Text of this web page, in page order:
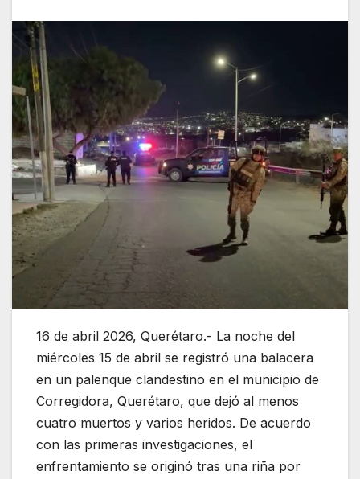
16 de abril 2026, Querétaro.- La noche del
miércoles 15 de abril se registró una balacera
en un palenque clandestino en el municipio de
Corregidora, Querétaro, que dejó al menos
cuatro muertos y varios heridos. De acuerdo
con las primeras investigaciones, el
enfrentamiento se originó tras una riña por